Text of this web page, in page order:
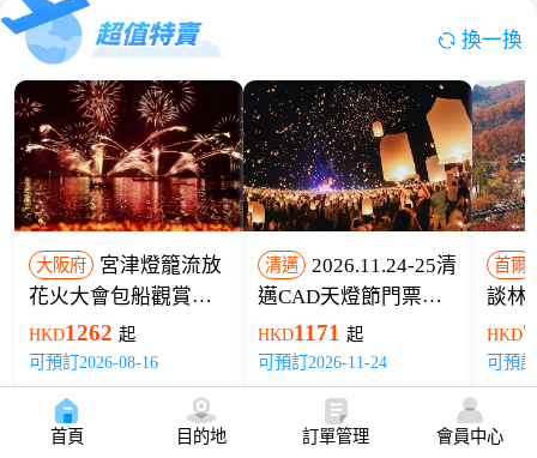
換一換
大阪府
宮津燈籠流放
花火大會包船觀賞：
含票暢遊伊根舟屋、
天橋立（傘松公園）
(含晚餐)
HKD1262 起
可預訂2026-08-16
清邁
2026.11.24-25清
邁CAD天燈節門票｜
含萬人放飛+蘭納晚餐
+全車接送
HKD1171 起
可預訂2026-11-24
首爾
談林
葉
樹|重
雞湯
級酒
HKD
可預
首頁 目的地 訂單管理 會員中心